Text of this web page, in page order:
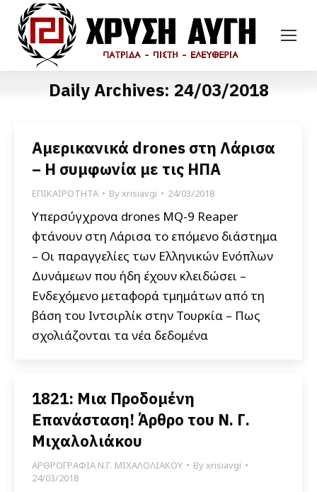
Daily Archives: 24/03/2018
Αμερικανικά drones στη Λάρισα
– Η συμφωνία με τις ΗΠΑ
ΕΠΙΚΑΙΡΟΤΗΤΑ Byxrisiavgi 24/03/2018
Υπερσύγχρονα drones MQ-9 Reaper
φτάνουν στη Λάρισα το επόμενο διάστημα
– Οι παραγγελίες των Ελληνικών Ενόπλων
Δυνάμεων που ήδη έχουν κλειδώσει –
Ενδεχόμενο μεταφορά τμημάτων από τη
βάση του Ιντσιρλίκ στην Τουρκία – Πως
σχολιάζονται τα νέα δεδομένα
1821: Μια Προδομένη
Επανάσταση! Άρθρο του Ν. Γ.
Μιχαλολιάκου
ΑΡΘΡΟΓΡΑΦΙΑ Ν.Γ. ΜΙΧΑΛΟΛΙΑΚΟΥ Byxrisiavgi
24/03/2018